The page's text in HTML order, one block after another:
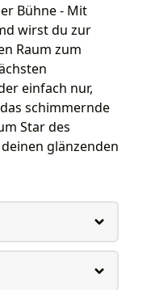
Bühne - Mit
wirst du zur
Raum zum
einfach nur,
schimmernde
Star des
glänzenden